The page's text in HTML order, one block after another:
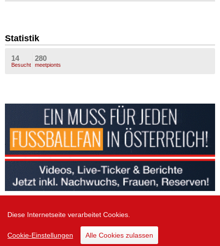
Diese Internetseite verarbeitet Cookies.
Cookie-Einstellungen Alle Cookies zulassen
Statistik
14
Besucht
280
meetpionts